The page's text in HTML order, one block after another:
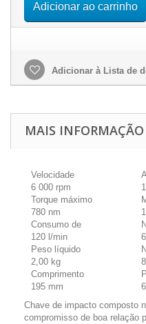
Adicionar ao carrinho
Adicionar à Lista de
MAIS INFORMAÇÃO
Velocidade
6 000 rpm
Torque máximo
780 nm
Consumo de
120 l/min
Peso líquido
2,00 kg
Comprimento
195 mm
Chave de impacto composto
compromisso de boa relação